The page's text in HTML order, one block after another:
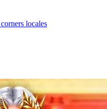
locales